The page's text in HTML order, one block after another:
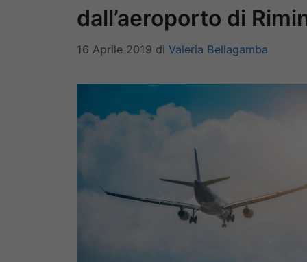
dall’aeroporto di
16 Aprile 2019 di Valeria Bellagamba